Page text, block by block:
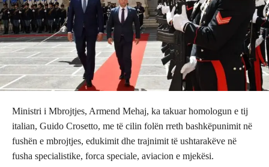
Ministri i Mbrojtjes, Armend Mehaj, ka takuar homologun e tij
italian, Guido Crosetto, me të cilin folën rreth bashkëpunimit në
fushën e mbrojtjes, edukimit dhe trajnimit të ushtarakëve në
fusha specialistike, forca speciale, aviacion e mjekësi.